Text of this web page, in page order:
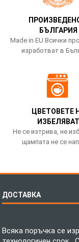
БЪЛГАРИЯ
Made in EU Всички
изработват в
ЦВЕТОВЕТЕ
ИЗБЕЛЯВАТ
Не се изтрива, не
щампата не се
ДОСТАВКА
Всяка поръчка се